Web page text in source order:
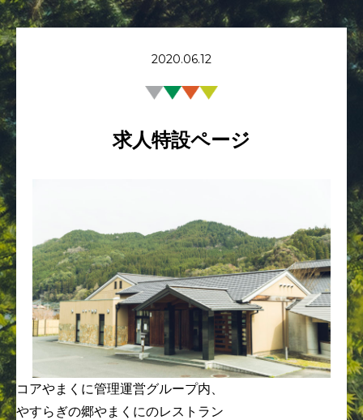
2020.06.12
求人特設ページ
コアやまくに管理運営グループ内、
やすらぎの郷やまくにのレストラン